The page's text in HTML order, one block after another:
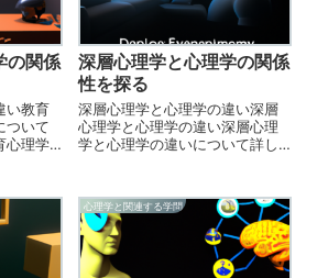
の関係
い教育
ついて
心理学
の学問
、子
を最大
深層心理学と心理学の関係
性を探る
深層心理学と心理学の違い深層
心理学と心理学の違い深層心理
学と心理学の違いについて詳し
を理解する方法を提唱した研究
分野です。この分野では、人間
の内面や潜在意識を解明するた
めに、フリーメイソ...
心理学と関連する学問